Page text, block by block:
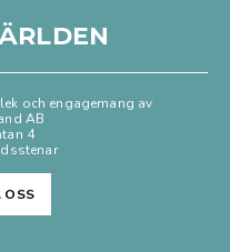
och engagemang av
AB
4
OSS